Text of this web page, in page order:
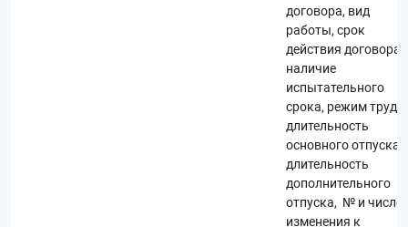
договора, вид
работы, срок
действия договора,
наличие
испытательного
срока, режим труда,
длительность
основного отпуска,
длительность
дополнительного
отпуска, № и число
изменения к